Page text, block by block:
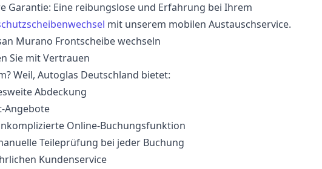
Garantie: Eine reibungslose und Erfahrung bei Ihrem
mit unserem mobilen Austauschservice.
Sie mit Vertrauen
Weil, Autoglas Deutschland bietet:
Abdeckung
Angebote
Online-Buchungsfunktion
Teileprüfung bei jeder Buchung
Kundenservice